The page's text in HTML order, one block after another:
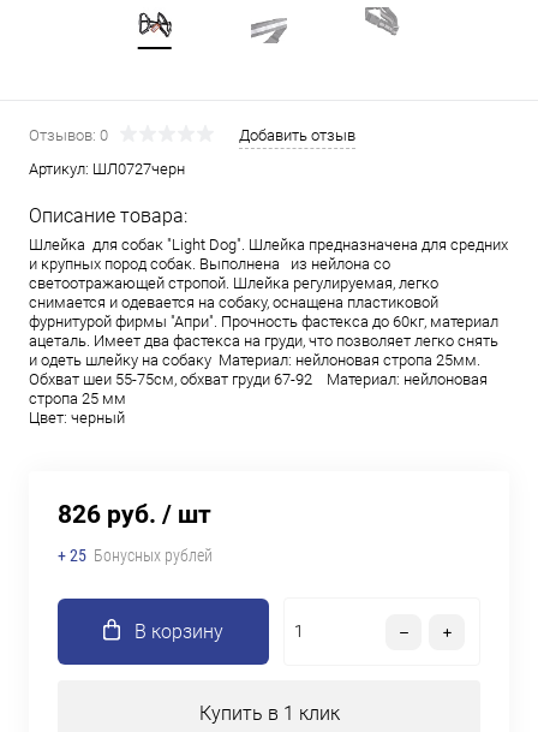
Отзывов: 0
Добавить отзыв
Артикул: ШЛ0727черн
Описание товара:
Шлейка для собак "Light Dog". Шлейка предназначена для средних
и крупных пород собак. Выполнена из нейлона со
светоотражающей стропой. Шлейка регулируемая, легко
снимается и одевается на собаку, оснащена пластиковой
фурнитурой фирмы "Апри". Прочность фастекса до 60кг, материал
ацеталь. Имеет два фастекса на груди, что позволяет легко снять
и одеть шлейку на собаку Материал: нейлоновая стропа 25мм.
Обхват шеи 55-75см, обхват груди 67-92 Материал: нейлоновая
стропа 25 мм
Цвет: черный
826 руб. / шт
+ 25 Бонусных рублей
В корзину
Купить в 1 клик